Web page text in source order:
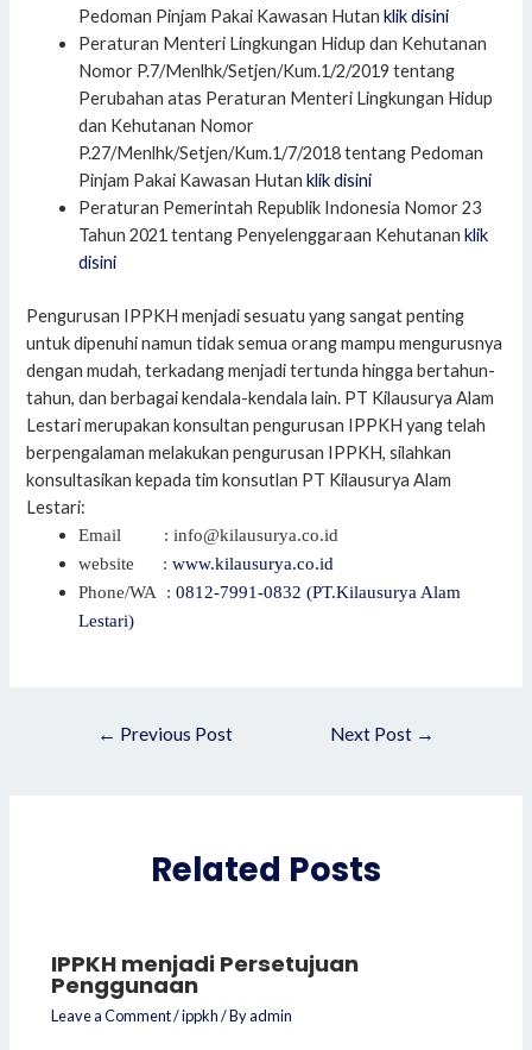
Pedoman Pinjam Pakai Kawasan Hutanklik disini
Peraturan Menteri Lingkungan Hidup dan Kehutanan
Nomor P.7/Menlhk/Setjen/Kum.1/2/2019 tentang
Perubahan atas Peraturan Menteri Lingkungan Hidup
dan Kehutanan Nomor
P.27/Menlhk/Setjen/Kum.1/7/2018 tentang Pedoman
Pinjam Pakai Kawasan Hutanklik disini
Peraturan Pemerintah Republik Indonesia Nomor 23
Tahun 2021 tentang Penyelenggaraan Kehutananklik
disini
Pengurusan IPPKH menjadi sesuatu yang sangat penting
untuk dipenuhi namun tidak semua orang mampu mengurusnya
dengan mudah, terkadang menjadi tertunda hingga bertahun-
tahun, dan berbagai kendala-kendala lain. PT Kilausurya Alam
Lestari merupakan konsultan pengurusan IPPKH yang telah
berpengalaman melakukan pengurusan IPPKH, silahkan
konsultasikan kepada tim konsutlan PT Kilausurya Alam
Lestari:
Email : info@kilausurya.co.id
website
:www.kilausurya.co.id
Phone/WA : 0812-7991-0832 (PT.Kilausurya Alam
Lestari)
← Previous Post Next Post →
Related Posts
IPPKH menjadi Persetujuan
Penggunaan
Leave a Comment/ippkh/ Byadmin